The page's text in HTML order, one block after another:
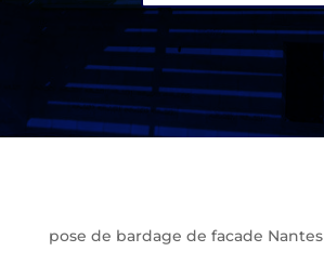
pose de bardage de facade Nantes